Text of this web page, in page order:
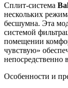
Сплит-система
нескольких
бесшумна. Эта
системой
помещении
чувствую»
непосредственно
Особенности и